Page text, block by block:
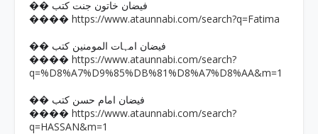
�� فیضان خاتون جنت کتب
���� https://www.ataunnabi.com/search?q=Fatima
�� فیضان امہات المومنین کتب
���� https://www.ataunnabi.com/search?
q=%D8%A7%D9%85%DB%81%D8%A7%D8%AA&m=1
�� فیضان امام حسن کتب
���� https://www.ataunnabi.com/search?
q=HASSAN&m=1